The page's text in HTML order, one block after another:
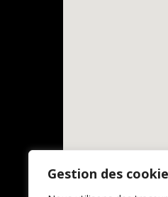
Gestion des